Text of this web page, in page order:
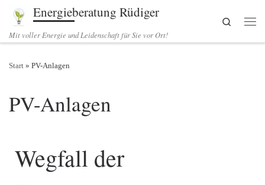
Zum Inhalt springen
Energieberatung Rüdiger
Mit voller Energie und Leidenschaft für Sie vor Ort!
Search
Start » PV-Anlagen
PV-Anlagen
Wegfall der